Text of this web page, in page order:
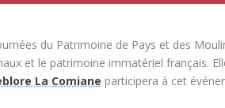
du Patrimoine de Pays et des
et le patrimoine immatériel français.
La Comiane participera à cet